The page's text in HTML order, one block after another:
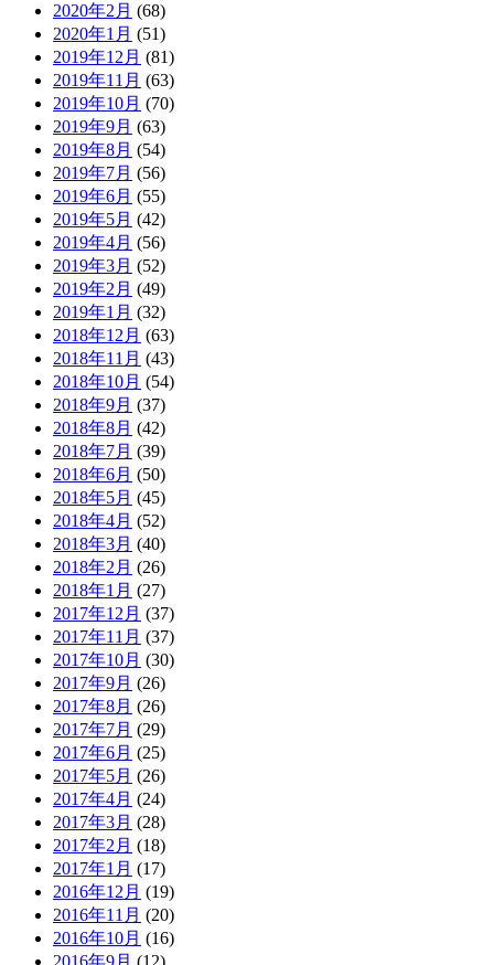
2020年2月 (68)
2020年1月 (51)
2019年12月 (81)
2019年11月 (63)
2019年10月 (70)
2019年9月 (63)
2019年8月 (54)
2019年7月 (56)
2019年6月 (55)
2019年5月 (42)
2019年4月 (56)
2019年3月 (52)
2019年2月 (49)
2019年1月 (32)
2018年12月 (63)
2018年11月 (43)
2018年10月 (54)
2018年9月 (37)
2018年8月 (42)
2018年7月 (39)
2018年6月 (50)
2018年5月 (45)
2018年4月 (52)
2018年3月 (40)
2018年2月 (26)
2018年1月 (27)
2017年12月 (37)
2017年11月 (37)
2017年10月 (30)
2017年9月 (26)
2017年8月 (26)
2017年7月 (29)
2017年6月 (25)
2017年5月 (26)
2017年4月 (24)
2017年3月 (28)
2017年2月 (18)
2017年1月 (17)
2016年12月 (19)
2016年11月 (20)
2016年10月 (16)